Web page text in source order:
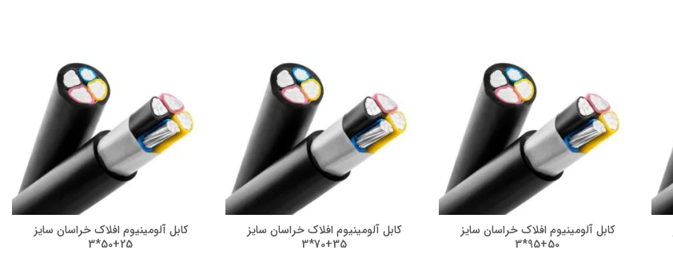
کابل آلومینیوم افلاک خراسان سایز
50+95*3
کابل آلومینیوم افلاک خراسان سایز
35+70*3
کابل آلومینیوم افلاک خراسان سایز
25+50*3